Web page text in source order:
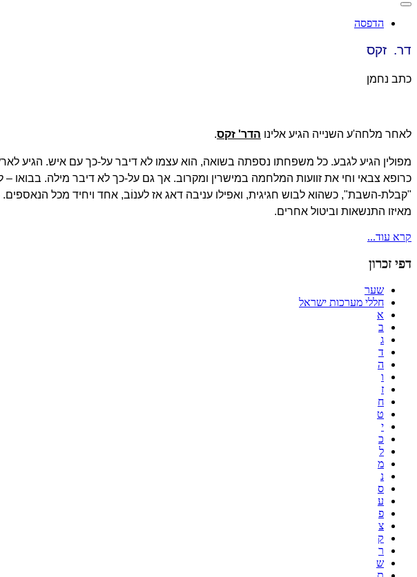
הדפסה
דר. זקס
כתב נחמן
לאחר מלחה'ע השנייה הגיע אלינו הדר' זקס.
מפולין הגיע לגבע. כל משפחתו נספתה בשואה, הוא עצמו לא דיבר על-כך עם איש. הגיע
כרופא צבאי וחי את זוועות המלחמה במישרין ומקרוב. אך גם על-כך לא דיבר מילה.
"קבלת-השבת", כשהוא לבוש חגיגית, ואפילו עניבה דאג אז לענוֹב, אחד ויחיד מכל
מאיזו התנשאות וביטול אחרים.
קרא עוד...
דפי זכרון
שער
חללי מערכות ישראל
א
ב
ג
ד
ה
ו
ז
ח
ט
י
כ
ל
מ
נ
ס
ע
פ
צ
ק
ר
ש